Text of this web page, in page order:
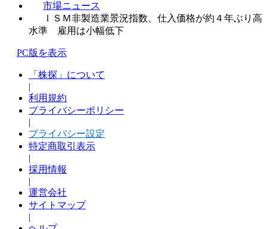
市場ニュース
ＩＳＭ非製造業景況指数、仕入価格が約４年ぶり高
水準 雇用は小幅低下
PC版を表示
「株探」について
|
利用規約
プライバシーポリシー
|
プライバシー設定
特定商取引表示
|
採用情報
|
運営会社
サイトマップ
|